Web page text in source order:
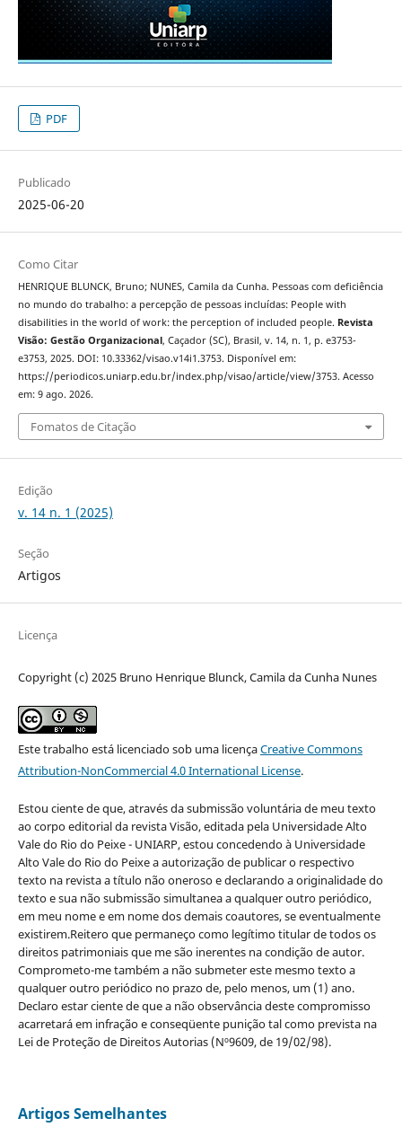
PDF
Publicado
2025-06-20
Como Citar
HENRIQUE BLUNCK, Bruno; NUNES, Camila da Cunha. Pessoas com deficiência
no mundo do trabalho: a percepção de pessoas incluídas: People with
disabilities in the world of work: the perception of included people. Revista
Visão: Gestão Organizacional, Caçador (SC), Brasil, v. 14, n. 1, p. e3753-
e3753, 2025. DOI: 10.33362/visao.v14i1.3753. Disponível em:
https://periodicos.uniarp.edu.br/index.php/visao/article/view/3753. Acesso
em: 9 ago. 2026.
Fomatos de Citação
Edição
v. 14 n. 1 (2025)
Seção
Artigos
Licença
Copyright (c) 2025 Bruno Henrique Blunck, Camila da Cunha Nunes
Este trabalho está licenciado sob uma licençaCreative Commons
Attribution-NonCommercial 4.0 International License.
Estou ciente de que, através da submissão voluntária de meu texto
ao corpo editorial da revista Visão, editada pela Universidade Alto
Vale do Rio do Peixe - UNIARP, estou concedendo à Universidade
Alto Vale do Rio do Peixe a autorização de publicar o respectivo
texto na revista a título não oneroso e declarando a originalidade do
texto e sua não submissão simultanea a qualquer outro periódico,
em meu nome e em nome dos demais coautores, se eventualmente
existirem.Reitero que permaneço como legítimo titular de todos os
direitos patrimoniais que me são inerentes na condição de autor.
Comprometo-me também a não submeter este mesmo texto a
qualquer outro periódico no prazo de, pelo menos, um (1) ano.
Declaro estar ciente de que a não observância deste compromisso
acarretará em infração e conseqüente punição tal como prevista na
Lei de Proteção de Direitos Autorias (Nº9609, de 19/02/98).
Artigos Semelhantes